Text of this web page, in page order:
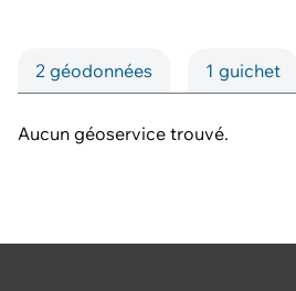
2 géodonnées 1 guichet
Aucun géoservice trouvé.